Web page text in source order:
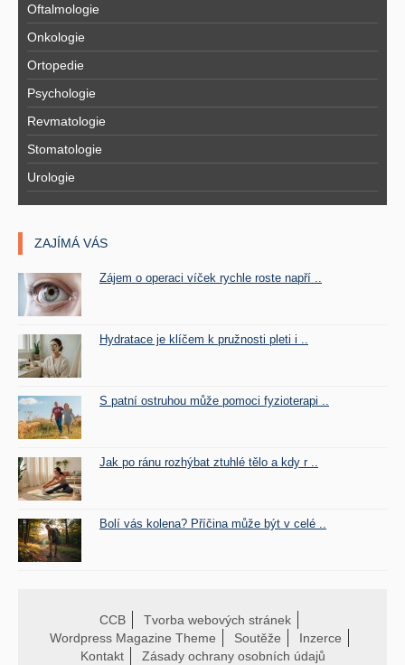
Oftalmologie
Onkologie
Ortopedie
Psychologie
Revmatologie
Stomatologie
Urologie
ZAJÍMÁ VÁS
Zájem o operaci víček rychle roste napří ..
Hydratace je klíčem k pružnosti pleti i ..
S patní ostruhou může pomoci fyzioterapi ..
Jak po ránu rozhýbat ztuhlé tělo a kdy r ..
Bolí vás kolena? Příčina může být v celé ..
CCB
Tvorba webových stránek
Wordpress Magazine Theme
Soutěže
Inzerce
Kontakt
Zásady ochrany osobních údajů